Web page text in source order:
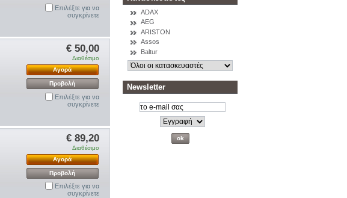
Επιλέξτε για να
συγκρίνετε
€ 50,00
Διαθέσιμο
Αγορά
Προβολή
Επιλέξτε για να
συγκρίνετε
€ 89,20
Διαθέσιμο
Αγορά
Προβολή
Επιλέξτε για να
συγκρίνετε
ADAX
AEG
ARISTON
Assos
Baltur
Newsletter